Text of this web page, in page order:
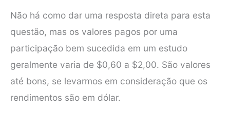
Não há como dar uma resposta direta para esta
questão, mas os valores pagos por uma
participação bem sucedida em um estudo
geralmente varia de $0,60 a $2,00. São valores
até bons, se levarmos em consideração que os
rendimentos são em dólar.